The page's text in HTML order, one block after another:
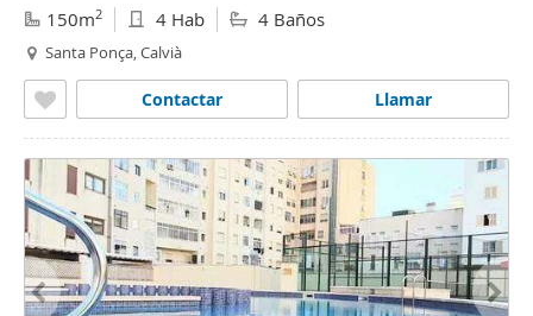
150m2 4 Hab 4 Baños
Santa Ponça, Calvià
Llamar
Contactar